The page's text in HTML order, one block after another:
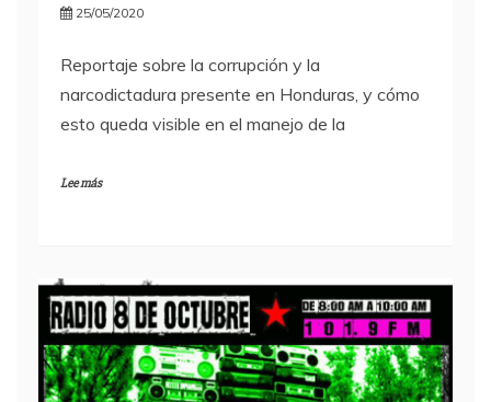
25/05/2020
Reportaje sobre la corrupción y la
narcodictadura presente en Honduras, y cómo
esto queda visible en el manejo de la
Lee más